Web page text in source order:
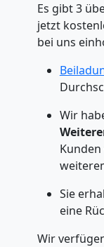
Es gibt 3
jetzt
bei uns
Wir
Sie
eine
Wir